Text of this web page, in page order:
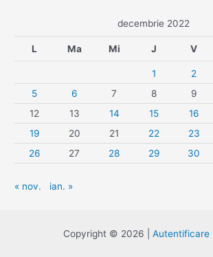
decembrie 2022
L Ma Mi J V
1 2
5
6 7 8 9
12
13 14 15 16
19
20 21 22 23
26
27 28 29 30
« nov. ian. »
Copyright © 2026 | Autentificare|